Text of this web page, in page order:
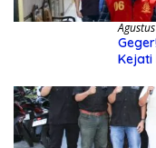
Kejati